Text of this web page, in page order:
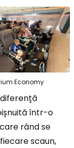
Economy
într-o
rând se
scaun,